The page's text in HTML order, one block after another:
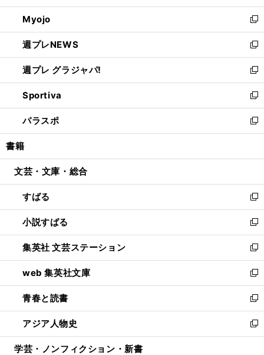
開
く
ウ
で
開
く
ン
ド
ウ
で
開
く
ウ
ィ
ン
ド
ウ
で
開
く
Myojo
新
し
い
ウ
ィ
ン
ド
ウ
で
開
週プレNEWS
新
し
い
ウ
ィ
ン
ド
ウ
開
週プレ グラジャパ!
新
し
い
ウ
ィ
ン
ウ
開
く
Sportiva
新
し
い
ウ
ン
ウ
で
開
く
パラスポ
新
し
ウ
ン
ド
ウ
で
開
く
書籍
文芸・文庫・総合
すばる
新
し
い
ウ
ィ
ン
ド
ウ
で
開
く
小説すばる
新
し
い
ウ
ィ
ン
ド
ウ
で
開
集英社 文芸ステーション
新
し
い
ウ
ィ
ン
ド
ウ
web 集英社文庫
新
し
い
ウ
ィ
ン
青春と読書
新
し
い
ウ
アジア人物史
新
し
学芸・ノンフィクション・新書